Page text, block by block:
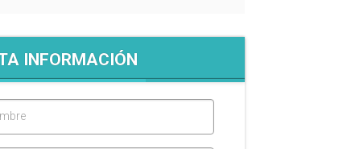
INFORMACIÓN